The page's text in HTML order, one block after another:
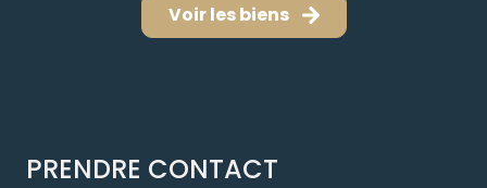
Voir les biens
PRENDRE CONTACT